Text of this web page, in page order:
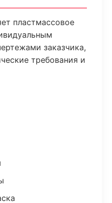
пластмассовое
заказчика,
требования и